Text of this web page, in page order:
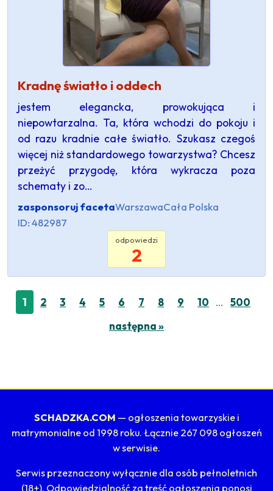
Kradnę światło i oddech
jestem elegancka, prowokująca i
niepowtarzalna. Ta, która wchodzi do pokoju i
od razu kradnie całe światło. Szukasz czegoś
więcej niż standardowego towarzystwa? Chcesz
przeżyć przygodę, która wykracza poza
schematy i zo…
zasponsoruj facetaWarszawaCała Polska
ID: 482987
odpowiedzi
2
1 2 3 4 5 6 7 8 9 10 …
500
następna »
SCHADZKA.COM — ogłoszenia towarzyskie i
matrymonialne od 1998 roku. Łącznie 267 098 ogłoszeń
w serwisie.
Serwis przeznaczony wyłącznie dla osób pełnoletnich
(18+). Odpowiedzialność za treść ogłoszenia ponosi